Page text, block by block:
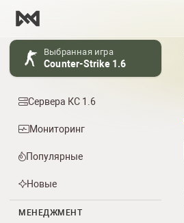
Выбранная игра
Counter-Strike 1.6
Сервера КС 1.6
Мониторинг
Популярные
Новые
МЕНЕДЖМЕНТ